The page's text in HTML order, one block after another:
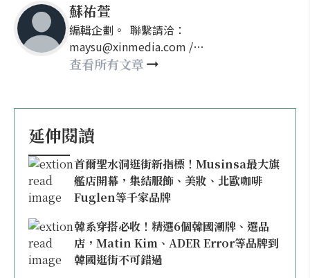
蘇祐萱
編輯企劃。 聯繫請洽：
maysu@xinmedia.com /
may860527@gmail.com
查看所有文章
延伸閱讀
首爾聖水洞逛街新指標！Musinsa最大旗
艦店開幕，集結服飾、美妝、北歐咖啡
Fuglen等千家品牌
韓系穿搭必收！精選6個韓國潮牌、選品
店，Matin Kim、ADER Error等品牌到
韓國逛街不可錯過